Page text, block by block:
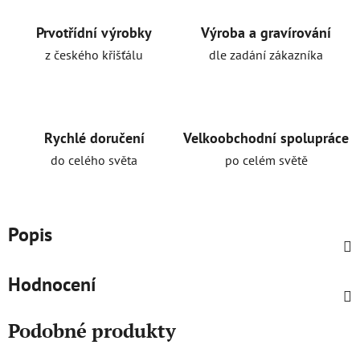
Prvotřídní výrobky
z českého křišťálu
Výroba a gravírování
dle zadání zákazníka
Rychlé doručení
do celého světa
Velkoobchodní spolupráce
po celém světě
Popis
Hodnocení
Podobné produkty